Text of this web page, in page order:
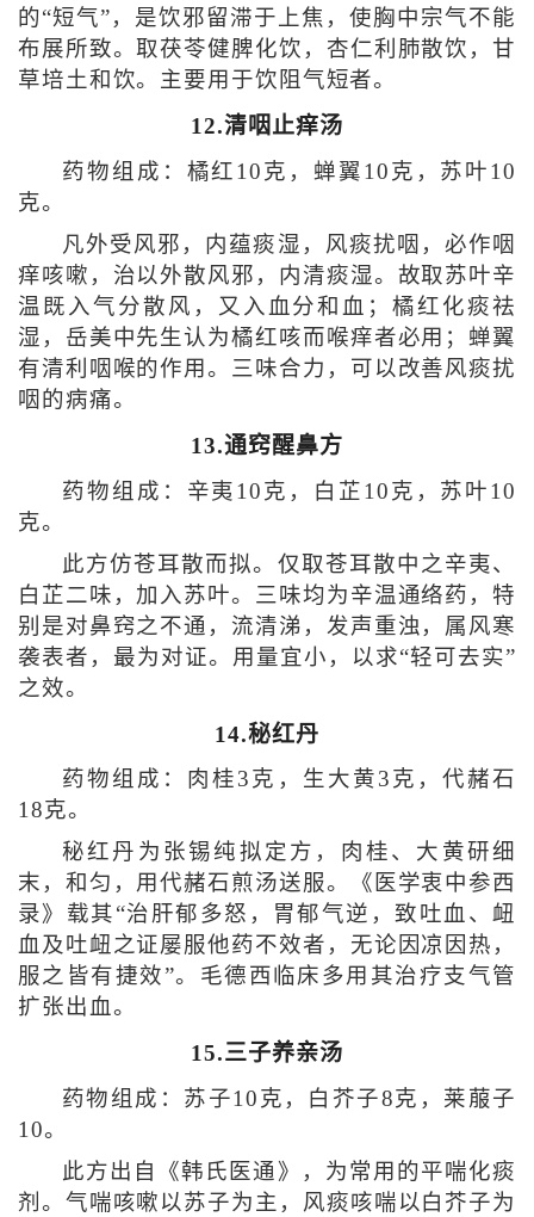
的“短气”，是饮邪留滞于上焦，使胸中宗气不能
布展所致。取茯苓健脾化饮，杏仁利肺散饮，甘
草培土和饮。主要用于饮阻气短者。
12.清咽止痒汤
药物组成：橘红10克，蝉翼10克，苏叶10
克。
凡外受风邪，内蕴痰湿，风痰扰咽，必作咽
痒咳嗽，治以外散风邪，内清痰湿。故取苏叶辛
温既入气分散风，又入血分和血；橘红化痰祛
湿，岳美中先生认为橘红咳而喉痒者必用；蝉翼
有清利咽喉的作用。三味合力，可以改善风痰扰
咽的病痛。
13.通窍醒鼻方
药物组成：辛夷10克，白芷10克，苏叶10
克。
此方仿苍耳散而拟。仅取苍耳散中之辛夷、
白芷二味，加入苏叶。三味均为辛温通络药，特
别是对鼻窍之不通，流清涕，发声重浊，属风寒
袭表者，最为对证。用量宜小，以求“轻可去实”
之效。
14.秘红丹
药物组成：肉桂3克，生大黄3克，代赭石
18克。
秘红丹为张锡纯拟定方，肉桂、大黄研细
末，和匀，用代赭石煎汤送服。《医学衷中参西
录》载其“治肝郁多怒，胃郁气逆，致吐血、衄
血及吐衄之证屡服他药不效者，无论因凉因热，
服之皆有捷效”。毛德西临床多用其治疗支气管
扩张出血。
15.三子养亲汤
药物组成：苏子10克，白芥子8克，莱菔子
10。
此方出自《韩氏医通》，为常用的平喘化痰
剂。气喘咳嗽以苏子为主，风痰咳喘以白芥子为